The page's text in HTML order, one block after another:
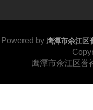
Powered by 鹰潭市余江区
鹰潭市余江区誉